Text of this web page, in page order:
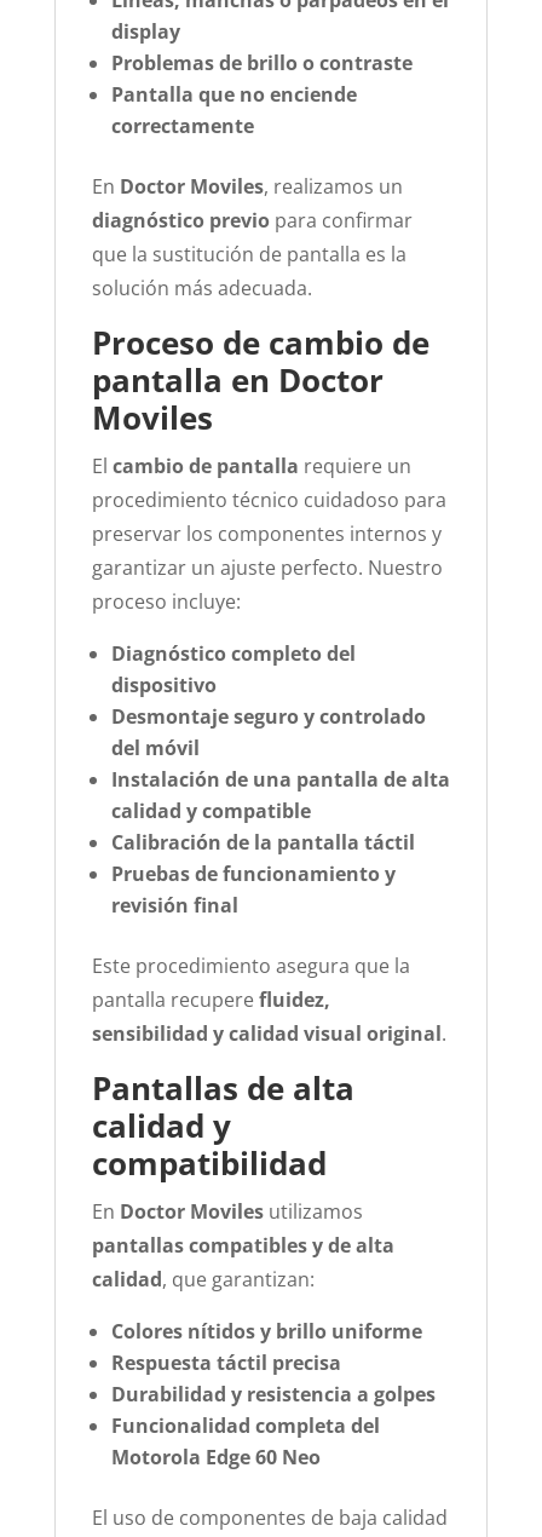
display
Problemas de brillo o contraste
Pantalla que no enciende
correctamente
En Doctor Moviles, realizamos un
diagnóstico previopara confirmar
que la sustitución de pantalla es la
solución más adecuada.
Proceso de cambio de
pantalla en Doctor
Moviles
El cambio de pantalla requiere un
procedimiento técnico cuidadoso para
preservar los componentes internos y
garantizar un ajuste perfecto. Nuestro
proceso incluye:
Diagnóstico completo del
dispositivo
Desmontaje seguro y controlado
del móvil
Instalación de una pantalla de alta
calidad y compatible
Calibración de la pantalla táctil
Pruebas de funcionamiento y
revisión final
Este procedimiento asegura que la
pantalla recuperefluidez,
sensibilidad y calidad visual original.
Pantallas de alta
calidad y
compatibilidad
En Doctor Movilesutilizamos
pantallas compatibles y de alta
calidad, que garantizan:
Colores nítidos y brillo uniforme
Respuesta táctil precisa
Durabilidad y resistencia a golpes
Funcionalidad completa del
Motorola Edge 60 Neo
El uso de componentes de baja calidad